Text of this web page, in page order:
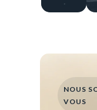
NOUS
VOUS